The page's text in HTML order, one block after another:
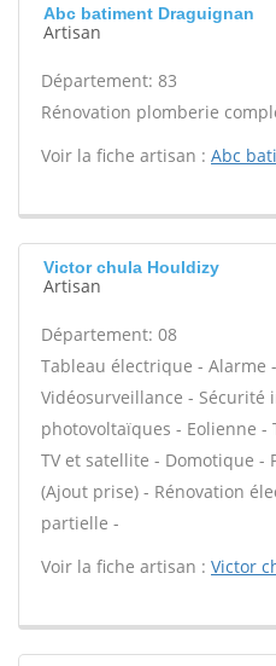
Abc batiment Draguignan
Artisan
Département: 83
Rénovation plomberie
Voir la fiche artisan : Abc
Victor chula Houldizy
Artisan
Département: 08
Tableau électrique - Alarme
Vidéosurveillance - Sécurité
photovoltaïques - Eolienne -
TV et satellite - Domotique -
(Ajout prise) - Rénovation
partielle -
Voir la fiche artisan : Victor